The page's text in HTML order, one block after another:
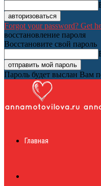
Forgot your password? Get
восстановление пароля
Восстановите свой пароль
Пароль будет выслан Вам
журналГлавная